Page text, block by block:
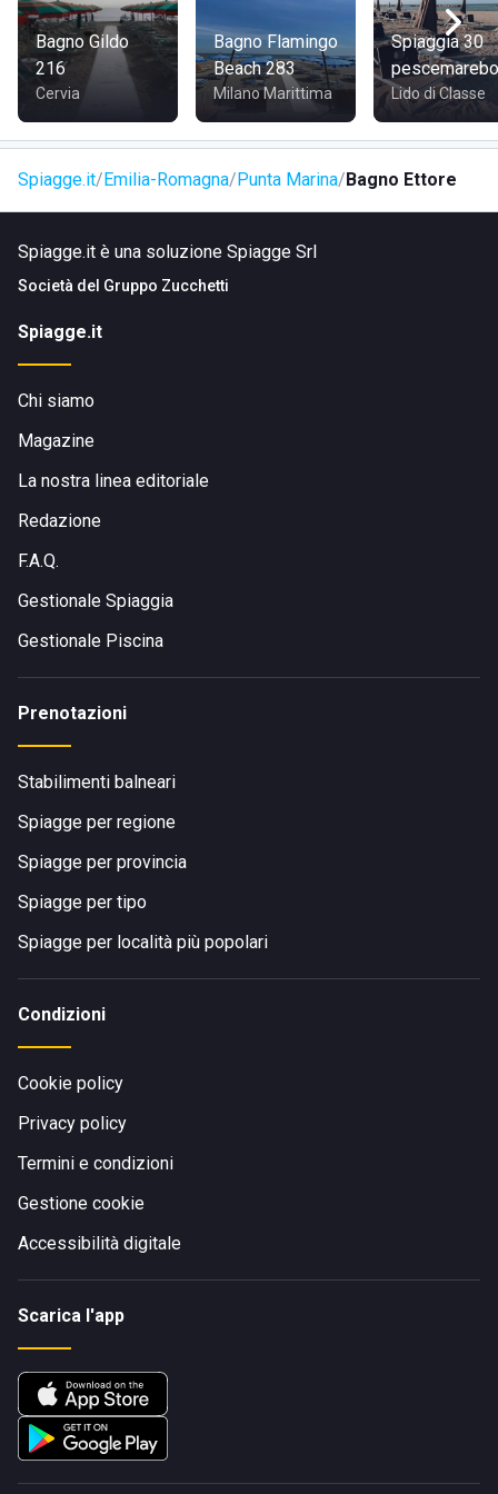
Bagno Gildo
216
Cervia
Bagno Flamingo
Beach 283
Milano Marittima
Spiaggia 30
Lido di Classe
Spiagge.it Emilia-Romagna Punta Marina Bagno Ettore
Spiagge.it è una soluzione Spiagge Srl
Società del Gruppo Zucchetti
Spiagge.it
Chi siamo
Magazine
La nostra linea editoriale
Redazione
F.A.Q.
Gestionale Spiaggia
Gestionale Piscina
Prenotazioni
Stabilimenti balneari
Spiagge per regione
Spiagge per provincia
Spiagge per tipo
Spiagge per località più popolari
Condizioni
Cookie policy
Privacy policy
Termini e condizioni
Gestione cookie
Accessibilità digitale
Scarica l'app